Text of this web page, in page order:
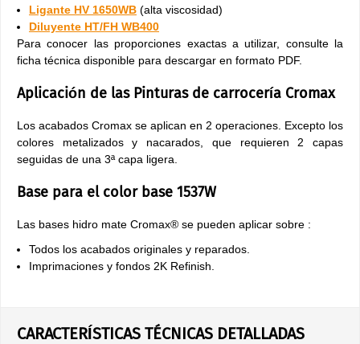
Ligante HV 1650WB (alta viscosidad)
Diluyente HT/FH WB400
Para conocer las proporciones exactas a utilizar, consulte la
ficha técnica disponible para descargar en formato PDF.
Aplicación de las Pinturas de carrocería Cromax
Los acabados Cromax se aplican en 2 operaciones. Excepto los
colores metalizados y nacarados, que requieren 2 capas
seguidas de una 3ª capa ligera.
Base para el color base 1537W
Las bases hidro mate Cromax® se pueden aplicar sobre :
Todos los acabados originales y reparados.
Imprimaciones y fondos 2K Refinish.
CARACTERÍSTICAS TÉCNICAS DETALLADAS